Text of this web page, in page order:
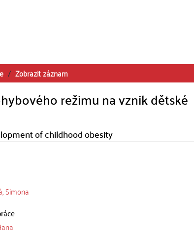
Zobrazit záznam
režimu na vznik dětské
of childhood obesity
Simona